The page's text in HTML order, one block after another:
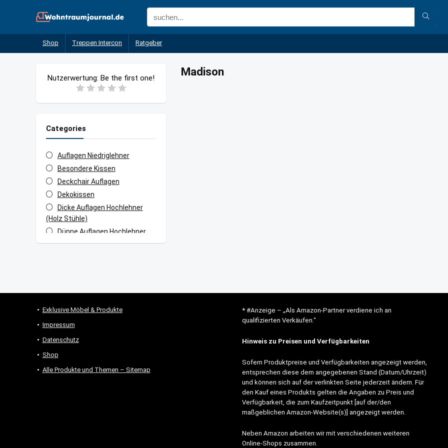
Shop Treppen Intercon Ratgeber
Madison
Nutzerwertung: Be the first one!
Categories
Auflagen Niedriglehner
Besondere Kissen
Deckchair Auflagen
Dekokissen
Dicke Auflagen Hochlehner
(Holz Stühle)
Dünne Auflagen Hochlehner
(Textilene Stühle)
Loungekissen
Outdoor Kissen
Tischsets
All categories
Exklusive Möbel & Produkte
Impressum
Datenschutz
Shop
Alle Produkte und Themen – Sitemap
* #Anzeige – „Als Amazon-Partner verdiene ich an
qualifizierten Verkäufen.“
Hinweis zu Preisen und Verfügbarkeiten
Sofern Produktpreise und Verfügbarkeiten angezeigt werden,
entsprechen diese dem angegebenen Stand (Datum/Uhrzeit)
und können sich auf der verlinkten Seite jederzeit ändern. Für
den Kauf eines Produkts gelten die Angaben zu Preis und
Verfügbarkeit, die zum Kaufzeitpunkt [auf der/den
maßgeblichen Amazon-Website(s)] angezeigt werden.
Neben Amazon arbeiten wir mit verschiedenen weiteren
Online-Shops zusammen.